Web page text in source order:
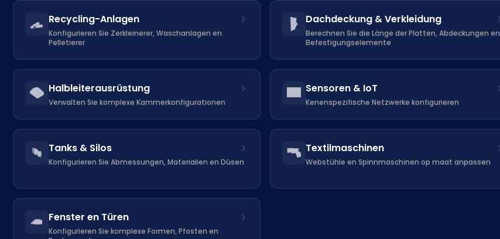
Recycling-Anlagen
Konfigurieren Sie Zerkleinerer, Waschanlagen en
Pelletierer
Dachdeckung & Verkleidung
Berechnen Sie die Länge der Platten, Abdeckungen en
Befestigungselemente
Halbleiterausrüstung
Verwalten Sie komplexe Kammerkonfigurationen
Sensoren & IoT
Kenenspezifische Netzwerke konfigurieren
Tanks & Silos
Konfigurieren Sie Abmessungen, Materialien en Düsen
Textilmaschinen
Webstühle en Spinnmaschinen op maat anpassen
Fenster en Türen
Konfigurieren Sie komplexe Formen, Pfosten en